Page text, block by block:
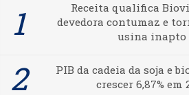
Receita qualifica
devedora contumaz e
usina inapto
PIB da cadeia da soja e
crescer 6,87% em